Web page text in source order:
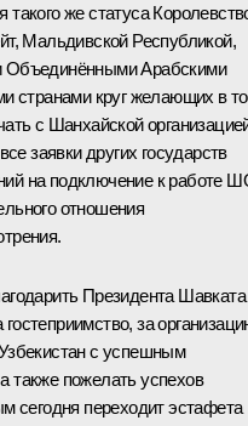
же статуса
Мальдивской Республикой,
Объединёнными Арабскими
странами круг желающих в
с Шанхайской
заявки других государств
на подключение к работе
отношения
Президента Шавката
за
с успешным
пожелать успехов
сегодня переходит эстафета